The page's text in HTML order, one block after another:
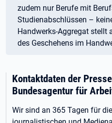
zudem nur Berufe mit
Studienabschlüssen –
Handwerks-Aggregat stellt
des Geschehens im
Kontaktdaten der
Bundesagentur für
Wir sind an 365 Tagen für